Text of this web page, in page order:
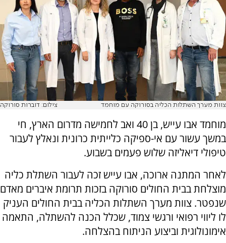
צוות מערך השתלות הכליה בסורוקה עם מוחמד צילום: דוברות סורוקה
מוחמד אבו עייש, בן 40 ואב לחמישה מדרום הארץ, חי
במשך עשור עם אי-ספיקה כלייתית כרונית ונאלץ לעבור
טיפולי דיאליזה שלוש פעמים בשבוע.
לאחר המתנה ארוכה, אבו עייש זכה לעבור השתלת כליה
מוצלחת בבית החולים סורוקה בזכות תרומת איברים מאדם
שנפטר. צוות מערך השתלות הכליה בבית החולים העניק
לו ליווי רפואי ורגשי צמוד, שכלל הכנה להשתלה, התאמה
אימונולוגית וביצוע הניתוח בהצלחה.